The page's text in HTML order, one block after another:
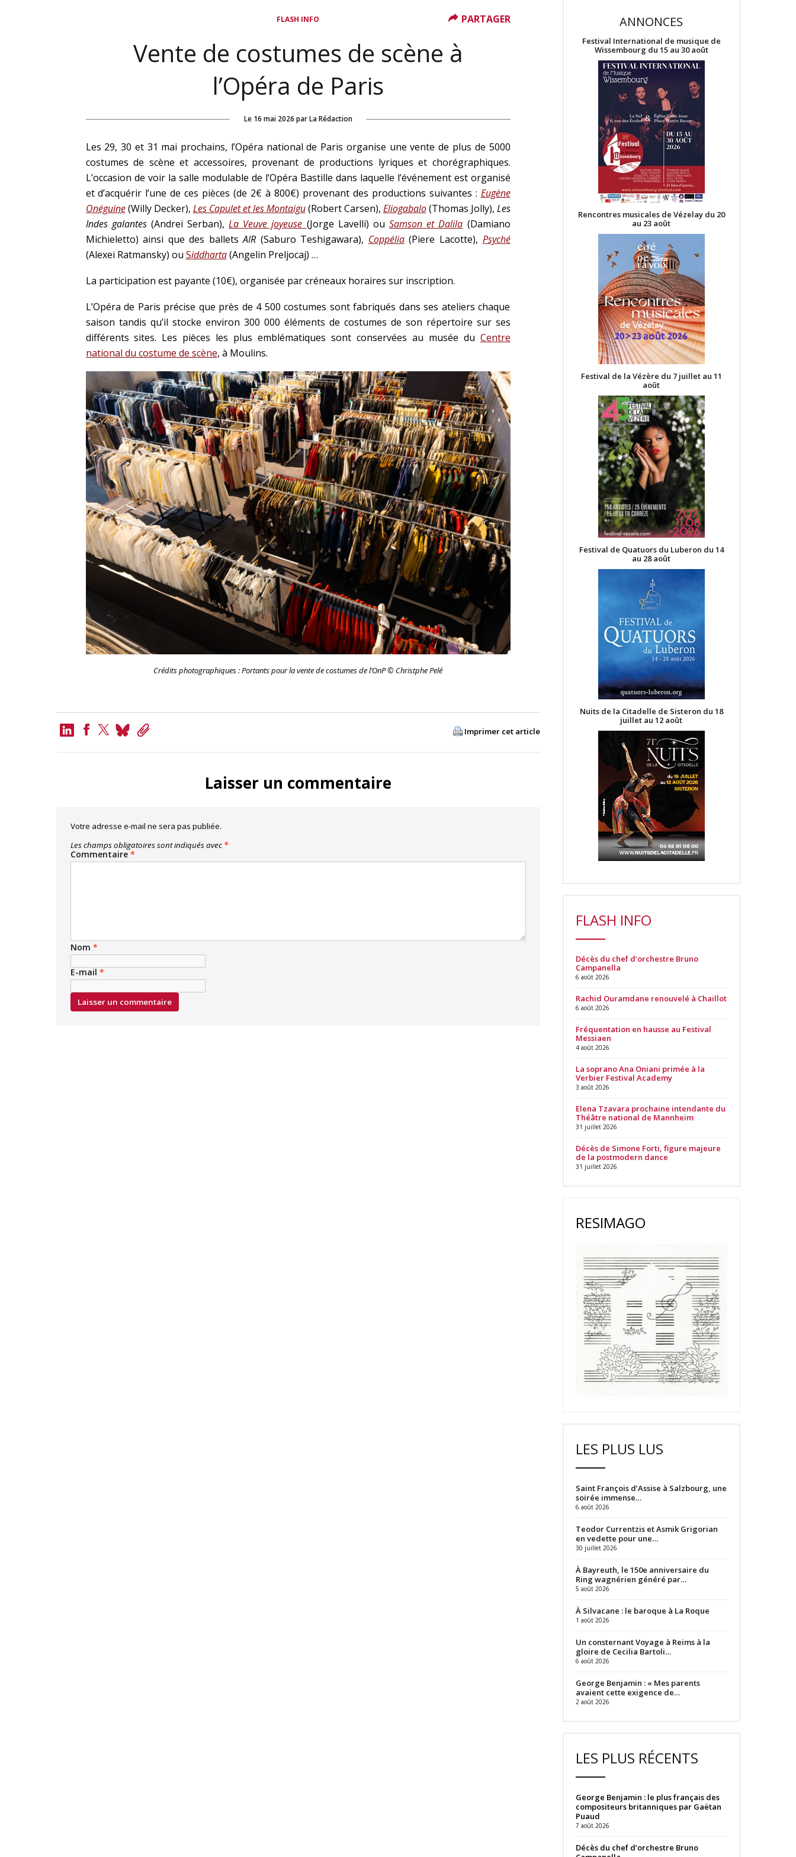
FLASH INFO
Vente de costumes de scène à
l’Opéra de Paris
Le 16 mai 2026 par La Rédaction
Les 29, 30 et 31 mai prochains, l’Opéra national de Paris organise une vente de plus de 5000
costumes de scène et accessoires, provenant de productions lyriques et chorégraphiques.
L’occasion de voir la salle modulable de l’Opéra Bastille dans laquelle l’événement est organisé
et d’acquérir l’une de ces pièces (de 2€ à 800€) provenant des productions suivantes : Eugène
Onéguine(Willy Decker), Les Capulet et les Montaigu(Robert Carsen), Eliogabalo(Thomas Jolly), Les
Indes galantes(Andrei Serban),La Veuve joyeuse (Jorge Lavelli) ouSamson et Dalila (Damiano
Michieletto) ainsi que des balletsAIR (Saburo Teshigawara), Coppélia(Piere Lacotte), Psyché
(Alexei Ratmansky) ou Siddharta(Angelin Preljocaj) …
La participation est payante (10€), organisée par créneaux horaires sur inscription.
L’Opéra de Paris précise que près de 4 500 costumes sont fabriqués dans ses ateliers chaque
saison tandis qu’il stocke environ 300 000 éléments de costumes de son répertoire sur ses
différents sites. Les pièces les plus emblématiques sont conservées au musée du Centre
national du costume de scène, à Moulins.
Crédits photographiques : Portants pour la vente de costumes de l’OnP © Christphe Pelé
PARTAGER
LinkedIn
BlueskyCopy
Imprimer cet article
Laisser un commentaire
Votre adresse e-mail ne sera pas publiée.
Les champs obligatoires sont indiqués avec *
Commentaire *
Nom *
E-mail *
ANNONCES
Festival International de musique de
Wissembourg du 15 au 30 août
Rencontres musicales de Vézelay du 20
au 23 août
Festival de la Vézère du 7 juillet au 11
août
Festival de Quatuors du Luberon du 14
au 28 août
Nuits de la Citadelle de Sisteron du 18
juillet au 12 août
FLASH INFO
Décès du chef d’orchestre Bruno
Campanella
6 août 2026
Rachid Ouramdane renouvelé à Chaillot
6 août 2026
Fréquentation en hausse au Festival
Messiaen
4 août 2026
La soprano Ana Oniani primée à la
Verbier Festival Academy
3 août 2026
Elena Tzavara prochaine intendante du
Théâtre national de Mannheim
31 juillet 2026
Décès de Simone Forti, figure majeure
de la postmodern dance
31 juillet 2026
RESIMAGO
LES PLUS LUS
Saint François d’Assise à Salzbourg, une
soirée immense…
6 août 2026
Teodor Currentzis et Asmik Grigorian
en vedette pour une…
30 juillet 2026
À Bayreuth, le 150e anniversaire du
Ring wagnérien généré par…
5 août 2026
À Silvacane : le baroque à La Roque
1 août 2026
Un consternant Voyage à Reims à la
gloire de Cecilia Bartoli…
6 août 2026
George Benjamin : « Mes parents
avaient cette exigence de…
2 août 2026
LES PLUS RÉCENTS
George Benjamin : le plus français des
compositeurs britanniques par Gaëtan
Puaud
7 août 2026
Décès du chef d’orchestre Bruno